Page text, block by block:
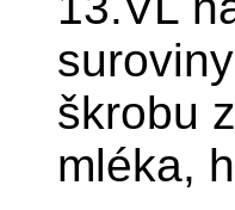
škrobu
mléka,